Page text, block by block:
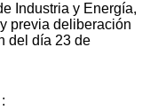
Industria y Energía,
previa deliberación
del día 23 de